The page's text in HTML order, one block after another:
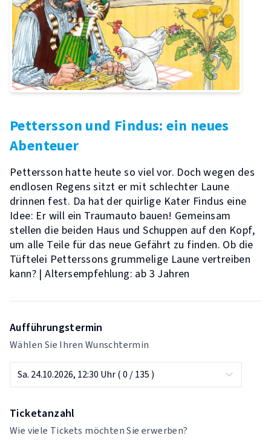
Pettersson und Findus: ein neues
Abenteuer
Pettersson hatte heute so viel vor. Doch wegen des
endlosen Regens sitzt er mit schlechter Laune
drinnen fest. Da hat der quirlige Kater Findus eine
Idee: Er will ein Traumauto bauen! Gemeinsam
stellen die beiden Haus und Schuppen auf den Kopf,
um alle Teile für das neue Gefährt zu finden. Ob die
Tüftelei Petterssons grummelige Laune vertreiben
kann? | Altersempfehlung: ab 3 Jahren
Aufführungstermin
Wählen Sie Ihren Wunschtermin
Ticketanzahl
Wie viele Tickets möchten Sie erwerben?